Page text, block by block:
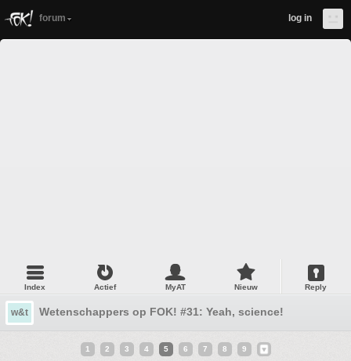
forum log in
Index Actief MyAT Nieuw Reply
w&t Wetenschappers op FOK! #31: Yeah, science!
1 2 3 4 5 6 7 8 9